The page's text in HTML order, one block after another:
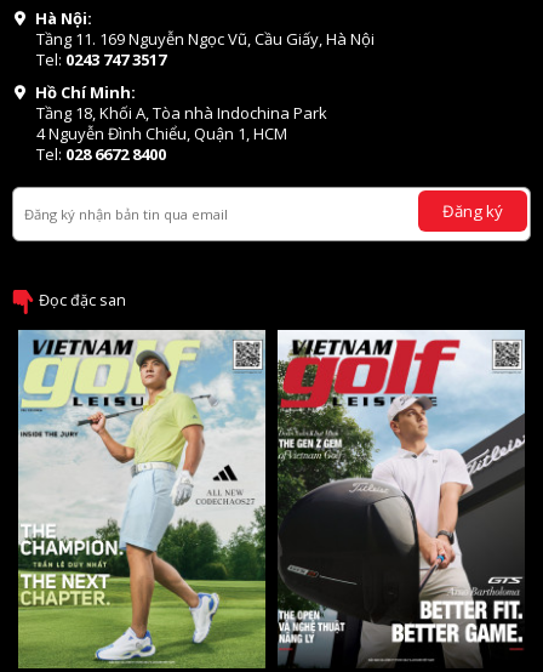
Hà Nội:
Tầng 11. 169 Nguyễn Ngọc Vũ, Cầu Giấy, Hà Nội
Tel: 0243 747 3517
Hồ Chí Minh:
Tầng 18, Khối A, Tòa nhà Indochina Park
4 Nguyễn Đình Chiểu, Quận 1, HCM
Tel: 028 6672 8400
Đăng ký
Đọc đặc san